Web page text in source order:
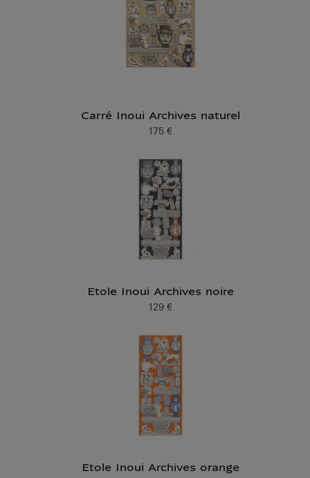
Carré Inoui Archives naturel
Prix ​​actuel
175 €
Etole Inoui Archives noire
Prix ​​actuel
129 €
Etole Inoui Archives orange